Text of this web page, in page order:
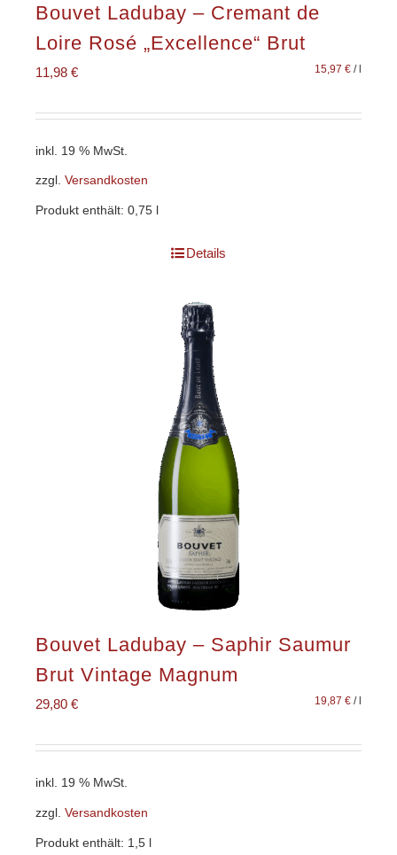
Bouvet Ladubay – Cremant de
Loire Rosé „Excellence“ Brut
11,98 € 15,97 € /l
inkl. 19 % MwSt.
zzgl. Versandkosten
Produkt enthält: 0,75
Details
Bouvet Ladubay – Saphir Saumur
Brut Vintage Magnum
29,80 € 19,87 € /
inkl. 19 % MwSt.
zzgl. Versandkosten
Produkt enthält: 1,5 l